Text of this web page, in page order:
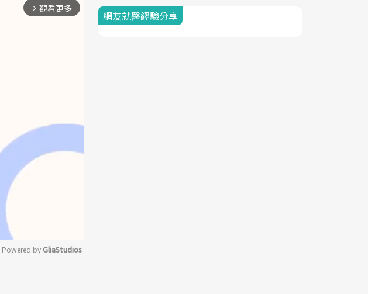
arrow_forward_ios 觀看更多
Powered by GliaStudios
網友就醫經驗分享